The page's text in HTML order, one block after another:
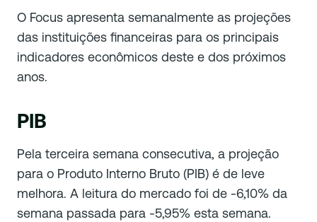
O Focus apresenta semanalmente as projeções
das instituições financeiras para os principais
indicadores econômicos deste e dos próximos
anos.
PIB
Pela terceira semana consecutiva, a projeção
para o Produto Interno Bruto (PIB) é de leve
melhora. A leitura do mercado foi de -6,10% da
semana passada para -5,95% esta semana.